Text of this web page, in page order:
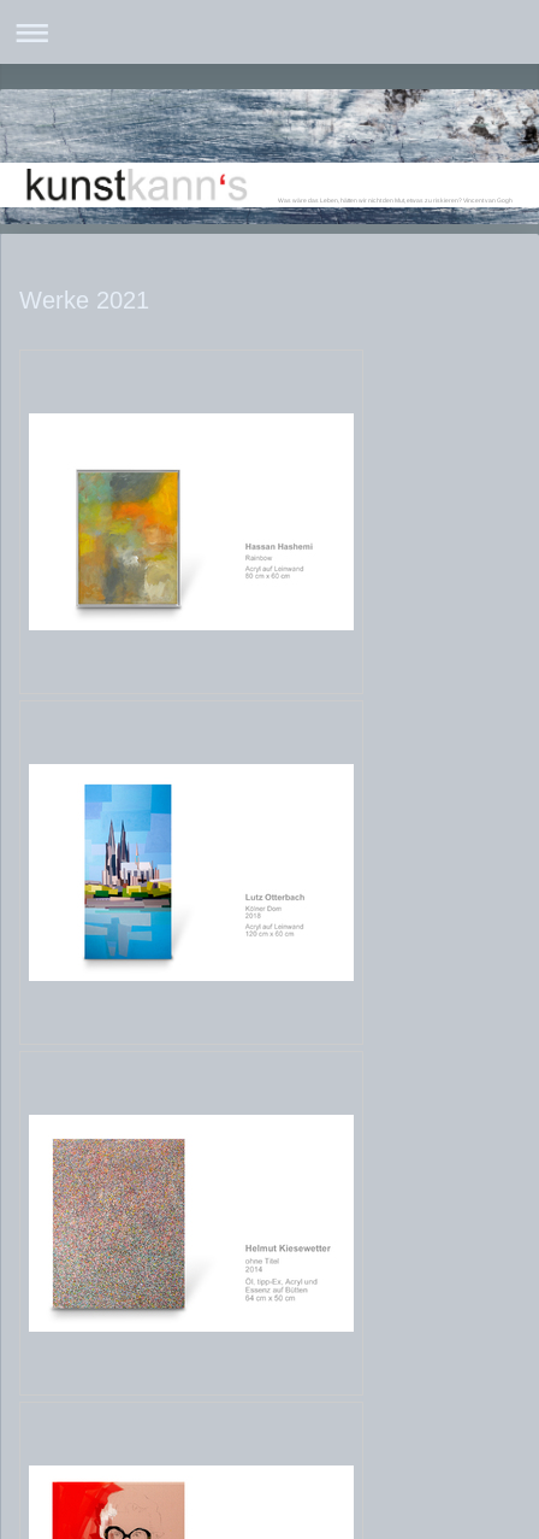
Was wäre das Leben, hätten wir nicht den Mut, etwas zu riskieren? Vincent van Gogh
Werke 2021